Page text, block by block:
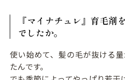
『マイナチュレ』育毛剤
でしたか。
使い始めて、髪の毛が抜ける
たんです。